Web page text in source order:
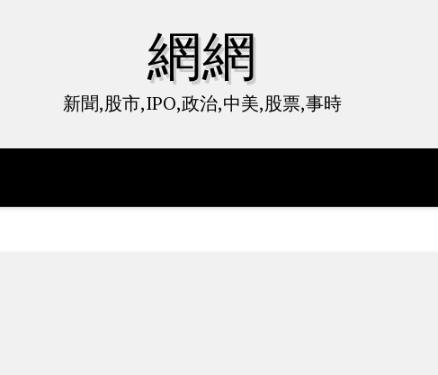
網網
新聞,股市,IPO,政治,中美,股票,事時